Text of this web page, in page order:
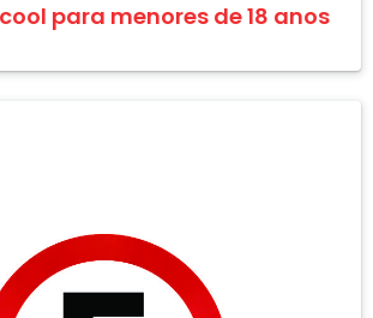
para menores de 18 anos